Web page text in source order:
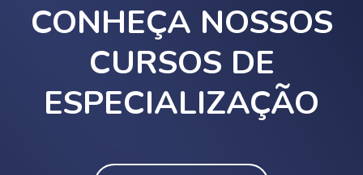
CONHEÇA NOSSOS
CURSOS DE
ESPECIALIZAÇÃO